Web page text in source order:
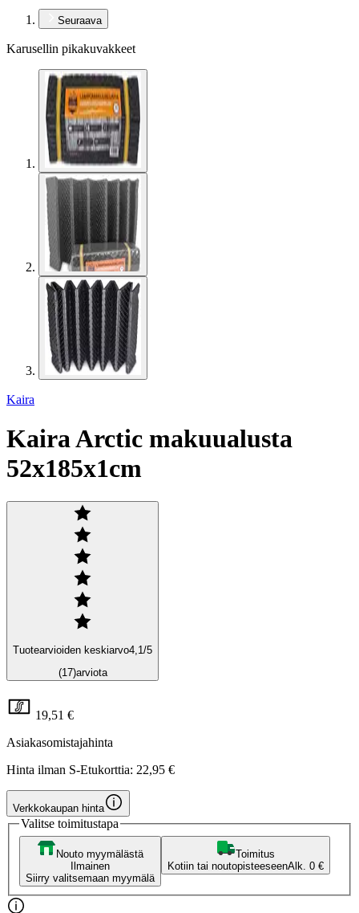
Seuraava
Karusellin pikakuvakkeet
Kaira
Kaira Arctic makuualusta
52x185x1cm
Tuotearvioiden keskiarvo4,1 /5
(17)arviota
19,51 €
Asiakasomistajahinta
Hinta ilman S-Etukorttia: 22,95 €
Verkkokaupan hinta
Valitse toimitustapa
Nouto myymälästä
Ilmainen
Siirry valitsemaan myymälä
Toimitus
Kotiin tai noutopisteeseenAlk. 0 €